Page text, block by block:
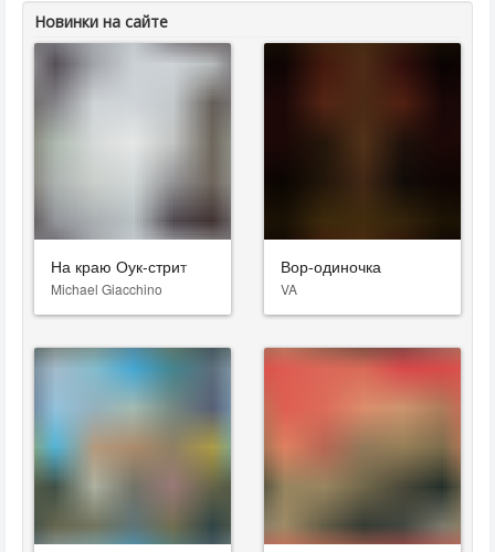
Новинки на сайте
На краю Оук-стрит
Michael Giacchino
Вор-одиночка
VA